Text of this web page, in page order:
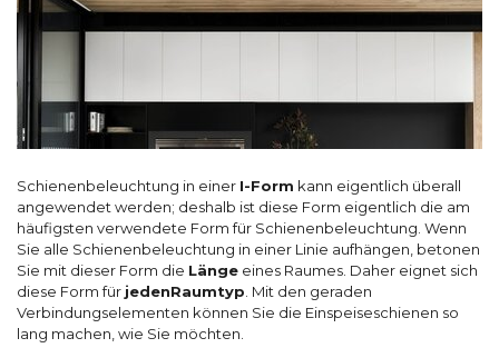
Schienenbeleuchtung in einer I-Form kann eigentlich überall
angewendet werden; deshalb ist diese Form eigentlich die am
häufigsten verwendete Form für Schienenbeleuchtung. Wenn
Sie alle Schienenbeleuchtung in einer Linie aufhängen, betonen
Sie mit dieser Form die Länge eines Raumes. Daher eignet sich
diese Form für jedenRaumtyp . Mit den geraden
Verbindungselementen können Sie die Einspeiseschienen so
lang machen, wie Sie möchten.